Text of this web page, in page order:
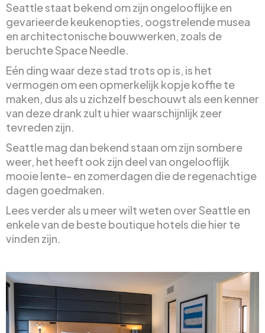
Seattle staat bekend om zijn ongelooflijke en
gevarieerde keukenopties, oogstrelende musea
en architectonische bouwwerken, zoals de
beruchte Space Needle.
Eén ding waar deze stad trots op is, is het
vermogen om een opmerkelijk kopje koffie te
maken, dus als u zichzelf beschouwt als een kenner
van deze drank zult u hier waarschijnlijk zeer
tevreden zijn.
Seattle mag dan bekend staan om zijn sombere
weer, het heeft ook zijn deel van ongelooflijk
mooie lente- en zomerdagen die de regenachtige
dagen goedmaken.
Lees verder als u meer wilt weten over Seattle en
enkele van de beste boutique hotels die hier te
vinden zijn.